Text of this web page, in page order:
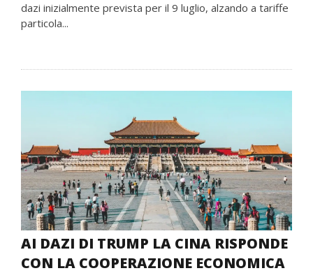
dazi inizialmente prevista per il 9 luglio, alzando a tariffe
particola...
AI DAZI DI TRUMP LA CINA RISPONDE
CON LA COOPERAZIONE ECONOMICA